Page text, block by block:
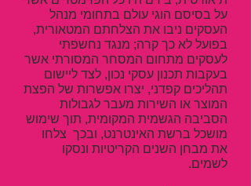
על בסיסם הוגי עולם בתחומי מנהל
העסקים ניבו את הצלחתם המטאורית,
בפועל לא כך קרה; מנגד נחשפתי
לעסקים מתחום המסחר המסורתי אשר
בעקבות תכנון עסקי נכון, לצד ליישום
תהליכים קפדני, יצרו אפשרות של הפצת
המוצר או השירות מעבר לגבולות
הסביבה הגשמית המקומית, תוך שימוש
מושכל ברשת האינטרנט, ובכך צלחו
את מבחן השנים הקריטיות ונסקו
לשמים.